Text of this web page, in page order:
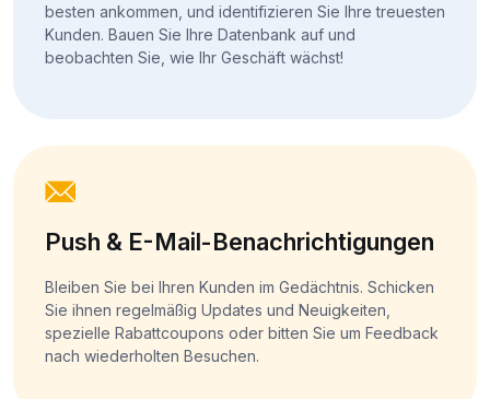
besten ankommen, und identifizieren Sie Ihre treuesten
Kunden. Bauen Sie Ihre Datenbank auf und
beobachten Sie, wie Ihr Geschäft wächst!
Push & E-Mail-Benachrichtigungen
Bleiben Sie bei Ihren Kunden im Gedächtnis. Schicken
Sie ihnen regelmäßig Updates und Neuigkeiten,
spezielle Rabattcoupons oder bitten Sie um Feedback
nach wiederholten Besuchen.